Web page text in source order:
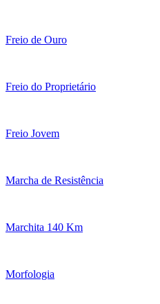
Freio de Ouro
Freio do Proprietário
Freio Jovem
Marcha de Resistência
Marchita 140 Km
Morfologia